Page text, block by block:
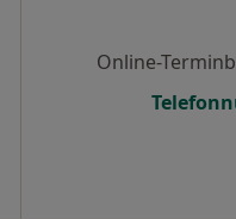
Online-